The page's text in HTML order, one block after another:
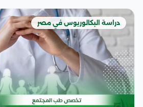
دراسة البكالوريوس في مصر